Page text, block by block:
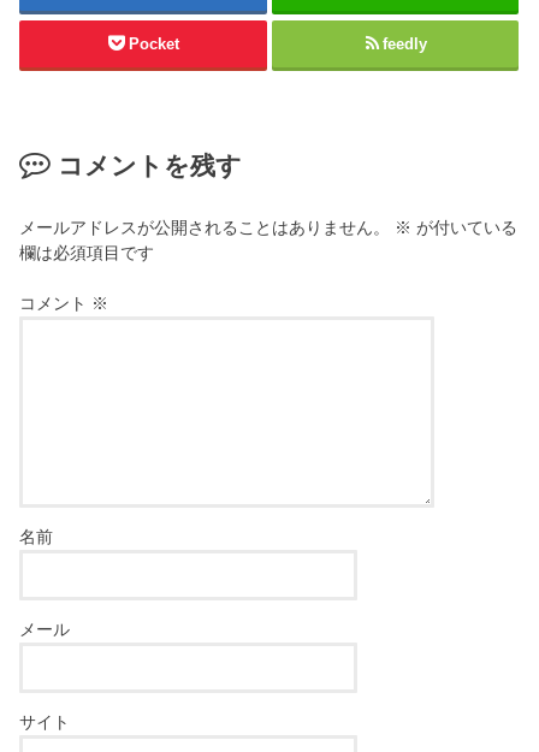
Pocket feedly
コメントを残す
メールアドレスが公開されることはありません。 ※ が付いている
欄は必須項目です
コメント ※
名前
メール
サイト